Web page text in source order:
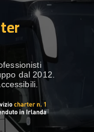
Show dropdown
Show dropdown
dal 2012.